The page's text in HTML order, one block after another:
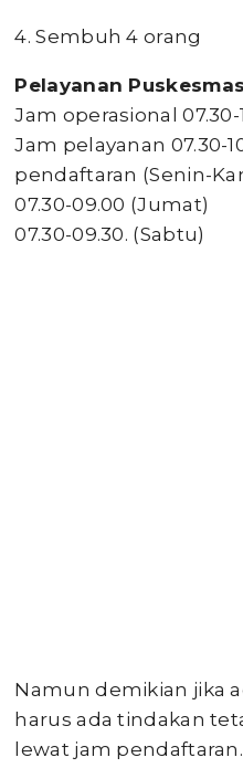
4. Sembuh 4 orang
Pelayanan
Jam operasional 07.30-
Jam pelayanan 07.30-
pendaftaran (Senin-
07.30-09.00 (Jumat)
07.30-09.30. (Sabtu)
Namun demikian jika
harus ada tindakan
lewat jam pendaftaran.